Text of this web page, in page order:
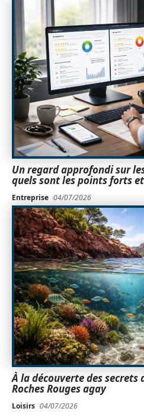
Un regard approfondi sur
quels sont les points forts
Entreprise 04/07/2026
À la découverte des secrets
Roches Rouges agay
Loisirs 04/07/2026